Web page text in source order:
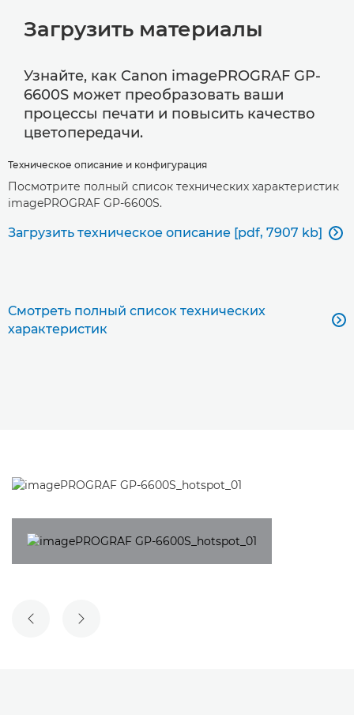
Загрузить материалы
Узнайте, как Canon imagePROGRAF GP-
6600S может преобразовать ваши
процессы печати и повысить качество
цветопередачи.
Техническое описание и конфигурация
Посмотрите полный список технических характеристик
imagePROGRAF GP-6600S.
Загрузить техническое описание [pdf, 7907 kb] 
Смотреть полный список технических
характеристик

ПРЕДЫДУЩИЙ СЛАЙД
СЛЕДУЮЩИЙ СЛАЙД